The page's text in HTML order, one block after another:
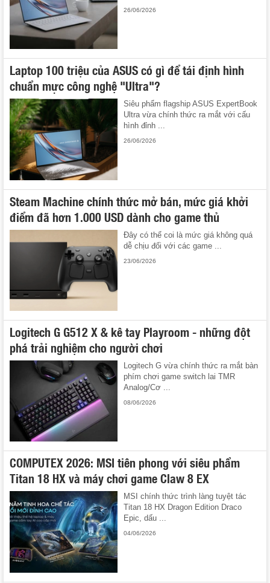
26/06/2026
Laptop 100 triệu của ASUS có gì để tái định hình
chuẩn mực công nghệ "Ultra"?
Siêu phẩm flagship ASUS ExpertBook
Ultra vừa chính thức ra mắt với cấu
hình đỉnh ...
26/06/2026
Steam Machine chính thức mở bán, mức giá khởi
điểm đã hơn 1.000 USD dành cho game thủ
Đây có thể coi là mức giá không quá
dễ chịu đối với các game ...
23/06/2026
Logitech G G512 X & kê tay Playroom - những đột
phá trải nghiệm cho người chơi
Logitech G vừa chính thức ra mắt bàn
phím chơi game switch lai TMR
Analog/Cơ ...
08/06/2026
COMPUTEX 2026: MSI tiên phong với siêu phẩm
Titan 18 HX và máy chơi game Claw 8 EX
MSI chính thức trình làng tuyệt tác
Titan 18 HX Dragon Edition Draco
Epic, dấu ...
04/06/2026